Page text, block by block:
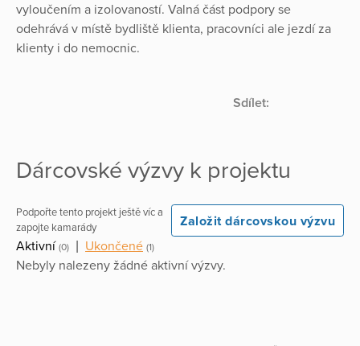
vyloučením a izolovaností. Valná část podpory se
odehrává v místě bydliště klienta, pracovníci ale jezdí za
klienty i do nemocnic.
Sdílet:
Dárcovské výzvy k projektu
Podpořte tento projekt ještě víc a
zapojte kamarády
Založit dárcovskou výzvu
Aktivní (0) Ukončené (1)
Nebyly nalezeny žádné aktivní výzvy.